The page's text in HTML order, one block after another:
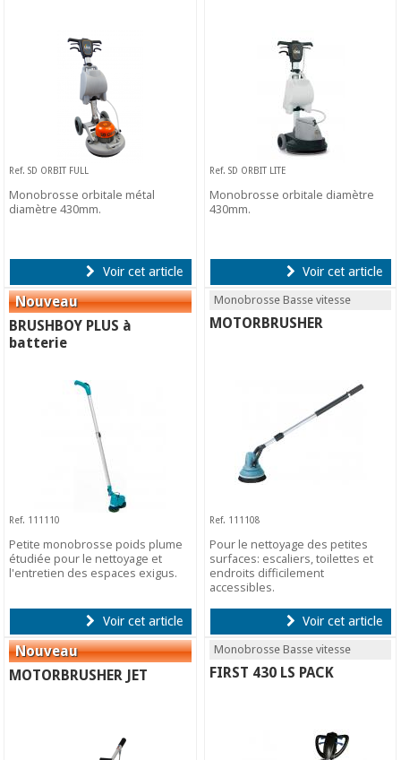
Ref. SD ORBIT FULL
Monobrosse orbitale métal
diamètre 430mm.
Voir cet article
Ref. SD ORBIT LITE
Monobrosse orbitale diamètre
430mm.
Voir cet article
BRUSHBOY PLUS à
batterie
Ref. 111110
Petite monobrosse poids plume
étudiée pour le nettoyage et
l'entretien des espaces exigus.
Voir cet article
Monobrosse Basse vitesse
MOTORBRUSHER
Ref. 111108
Pour le nettoyage des petites
surfaces: escaliers, toilettes et
endroits difficilement
accessibles.
Voir cet article
MOTORBRUSHER JET
Monobrosse Basse vitesse
FIRST 430 LS PACK